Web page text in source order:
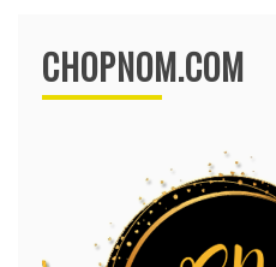
CHOPNOM.COM